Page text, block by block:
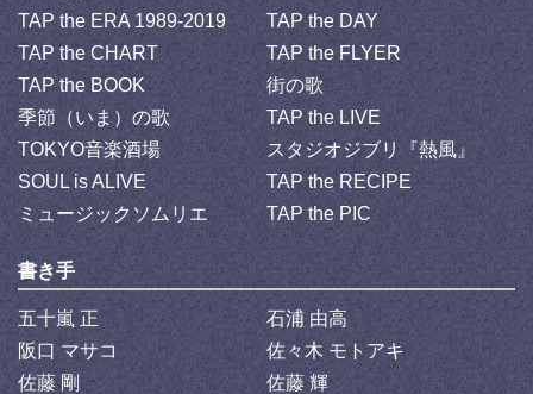
TAP the ERA 1989-2019
TAP the DAY
TAP the CHART
TAP the FLYER
TAP the BOOK
街の歌
季節（いま）の歌
TAP the LIVE
TOKYO音楽酒場
スタジオジブリ『熱風』
SOUL is ALIVE
TAP the RECIPE
ミュージックソムリエ
TAP the PIC
書き手
五十嵐 正
石浦 由高
阪口 マサコ
佐々木 モトアキ
佐藤 剛
佐藤 輝